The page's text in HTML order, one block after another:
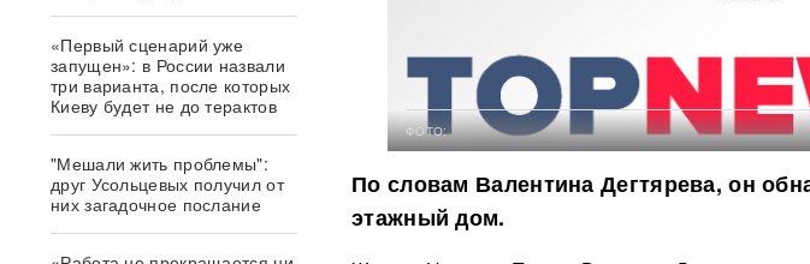
«Первый сценарий уже
запущен»: в России назвали
три варианта, после которых
Киеву будет не до терактов
"Мешали жить проблемы":
друг Усольцевых получил от
них загадочное послание
ФОТО:
По словам Валентина Дегтярева, он
этажный дом.